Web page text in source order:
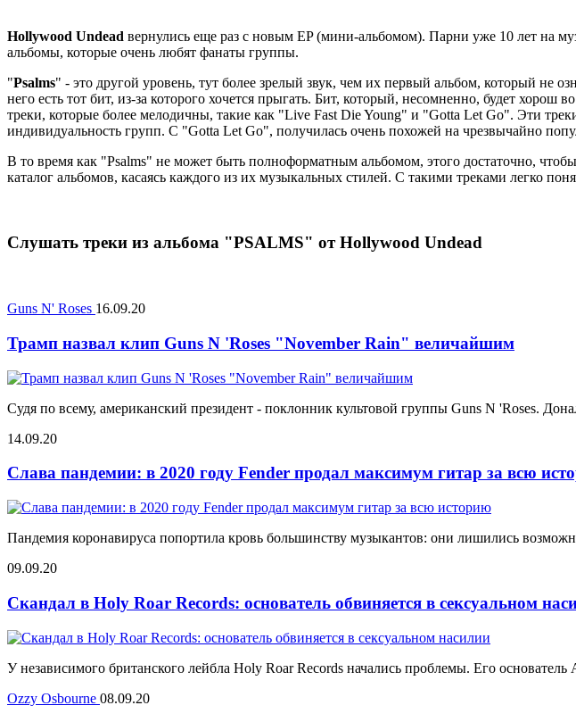
Hollywood Undead вернулись еще раз с новым EP (мини-альбомом). Парни уже 10 лет на
альбомы, которые очень любят фанаты группы.
"Psalms" - это другой уровень, тут более зрелый звук, чем их первый альбом, который не
него есть тот бит, из-за которого хочется прыгать. Бит, который, несомненно, будет
треки, которые более мелодичны, такие как "Live Fast Die Young" и "Gotta Let Go". Эти
индивидуальность групп. С "Gotta Let Go", получилась очень похожей на чрезвычайно
В то время как "Psalms" не может быть полноформатным альбомом, этого достаточно,
каталог альбомов, касаясь каждого из их музыкальных стилей. С такими треками легко
Слушать треки из альбома "PSALMS" от Hollywood Undead
Guns N' Roses 16.09.20
Трамп назвал клип Guns N 'Roses "November Rain" величайшим
Судя по всему, американский президент - поклонник культовой группы Guns N 'Roses.
14.09.20
Слава пандемии: в 2020 году Fender продал максимум гитар за всю
Пандемия коронавируса попортила кровь большинству музыкантов: они лишились
09.09.20
Скандал в Holy Roar Records: основатель обвиняется в сексуальном
У независимого британского лейбла Holy Roar Records начались проблемы. Его
Ozzy Osbourne 08.09.20